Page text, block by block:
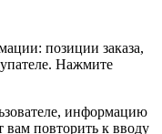
позиции заказа,
Нажмите
информацию
вам повторить к вводу